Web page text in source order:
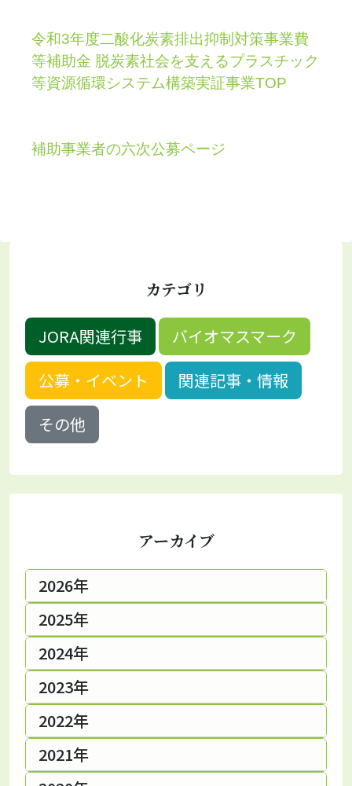
令和3年度二酸化炭素排出抑制対策事業費
等補助金 脱炭素社会を支えるプラスチック
等資源循環システム構築実証事業TOP
補助事業者の六次公募ページ
カテゴリ
JORA関連行事
バイオマスマーク
公募・イベント
関連記事・情報
その他
アーカイブ
2026年
2025年
2024年
2023年
2022年
2021年